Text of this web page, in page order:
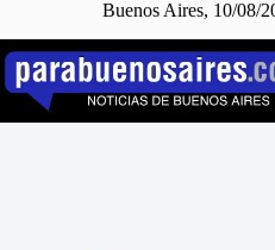
Buenos Aires, 10/08/
Saltar
contenido